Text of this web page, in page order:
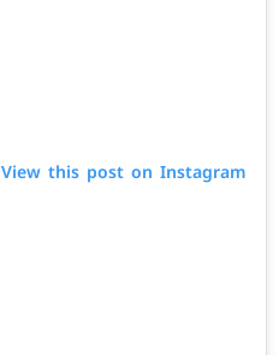
View this post on Instagram